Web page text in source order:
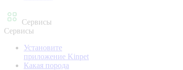
Сервисы
Сервисы
Установите
приложение Kinpet
Какая порода